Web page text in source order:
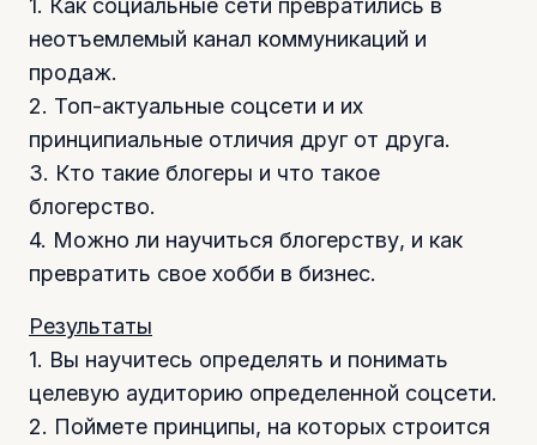
1. Как социальные сети превратились в
неотъемлемый канал коммуникаций и
продаж.
2. Топ-актуальные соцсети и их
принципиальные отличия друг от друга.
3. Кто такие блогеры и что такое
блогерство.
4. Можно ли научиться блогерству, и как
превратить свое хобби в бизнес.
Результаты
1. Вы научитесь определять и понимать
целевую аудиторию определенной соцсети.
2. Поймете принципы, на которых строится